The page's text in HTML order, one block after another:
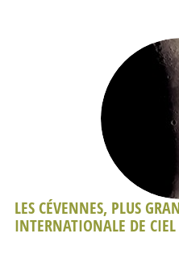
LES CÉVENNES, PLUS
INTERNATIONALE DE CIEL